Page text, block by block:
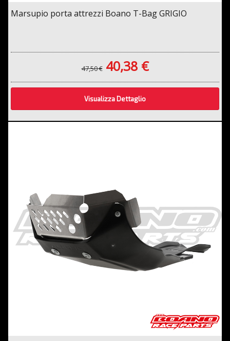
Marsupio porta attrezzi Boano T-Bag GRIGIO
47,50 € 40,38 €
Visualizza Dettaglio